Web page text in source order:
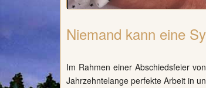
Niemand kann eine
Im Rahmen einer Abschiedsfeier
Jahrzehntelange perfekte Arbeit in